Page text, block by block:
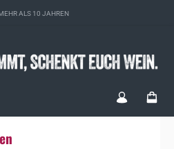
ALS 10 JAHREN